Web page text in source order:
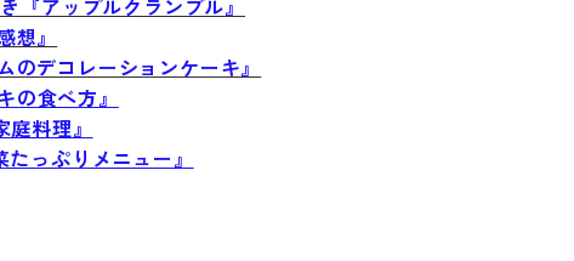
『アップルクランブル』
想』
のデコレーションケーキ』
の食べ方』
料理』
っぷりメニュー』